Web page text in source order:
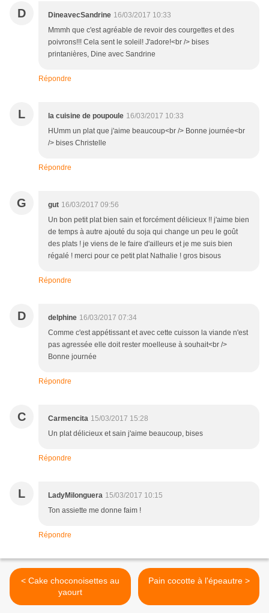
D DineavecSandrine 16/03/2017 10:33
Mmmh que c'est agréable de revoir des courgettes et des
poivrons!!! Cela sent le soleil! J'adore!<br /> bises
printanières, Dine avec Sandrine
Répondre
L la cuisine de poupoule 16/03/2017 10:33
HUmm un plat que j'aime beaucoup<br /> Bonne journée<br
/> bises Christelle
Répondre
G gut 16/03/2017 09:56
Un bon petit plat bien sain et forcément délicieux !! j'aime bien
de temps à autre ajouté du soja qui change un peu le goût
des plats ! je viens de le faire d'ailleurs et je me suis bien
régalé ! merci pour ce petit plat Nathalie ! gros bisous
Répondre
D delphine 16/03/2017 07:34
Comme c'est appétissant et avec cette cuisson la viande n'est
pas agressée elle doit rester moelleuse à souhait<br />
Bonne journée
Répondre
C Carmencita 15/03/2017 15:28
Un plat délicieux et sain j'aime beaucoup, bises
Répondre
L LadyMilonguera 15/03/2017 10:15
Ton assiette me donne faim !
Répondre
< Cake choconoisettes au
yaourt
Pain cocotte à l'épeautre >